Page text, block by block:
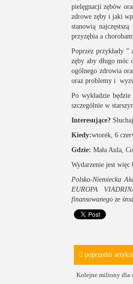
pielęgnacji zębów
zdrowe zęby i jaki
stanowią
przyzębia a
Poprzez przykłady ”
zęby aby długo
ogólnego zdrowia
oraz problemy i
Po wykładzie
szczególnie w
Interesujące?
Kiedy:wtorek, 6
Gdzie: Mała Aula,
Wydarzenie jest więc
Polsko-Niemiecka
EUROPA
finansowanego ze
poprzedni
Kolejne miliony dla